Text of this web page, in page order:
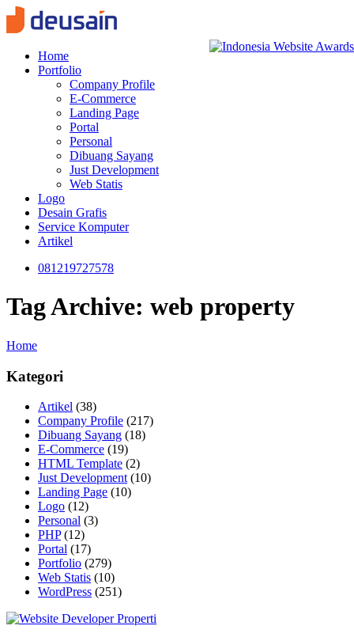
Home
Portfolio
Company Profile
E-Commerce
Landing Page
Portal
Personal
Dibuang Sayang
Just Development
Web Statis
Logo
Desain Grafis
Service Komputer
Artikel
081219727578
Tag Archive: web property
Home
Kategori
Artikel (38)
Company Profile (217)
Dibuang Sayang (18)
E-Commerce (19)
HTML Template (2)
Just Development (10)
Landing Page (10)
Logo (12)
Personal (3)
PHP(12)
Portal (17)
Portfolio (279)
Web Statis (10)
WordPress (251)